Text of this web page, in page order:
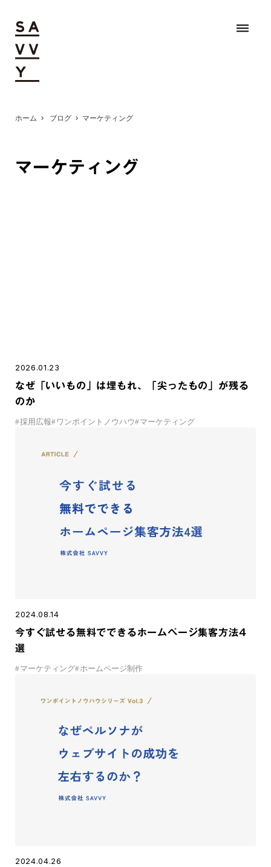
dehaze
ホーム chevron_right ブログ chevron_right マーケティング
マーケティング
2026.01.23
なぜ「いいもの」は埋もれ、「尖ったもの」が残る
のか
#採用広報# ワンポイントノウハウ# マーケティング
2024.08.14
今すぐ試せる無料でできるホームページ集客方法4
選
# マーケティング# ホームページ制作
2024.04.26